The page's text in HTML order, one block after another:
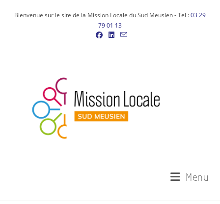
Bienvenue sur le site de la Mission Locale du Sud Meusien - Tel :03 29
79 01 13
Menu